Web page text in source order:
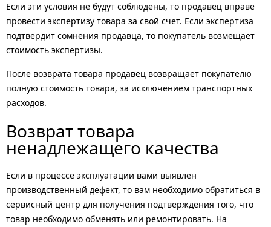
Если эти условия не будут соблюдены, то продавец вправе
провести экспертизу товара за свой счет. Если экспертиза
подтвердит сомнения продавца, то покупатель возмещает
стоимость экспертизы.
После возврата товара продавец возвращает покупателю
полную стоимость товара, за исключением транспортных
расходов.
Возврат товара
ненадлежащего качества
Если в процессе эксплуатации вами выявлен
производственный дефект, то вам необходимо обратиться в
сервисный центр для получения подтверждения того, что
товар необходимо обменять или ремонтировать. На